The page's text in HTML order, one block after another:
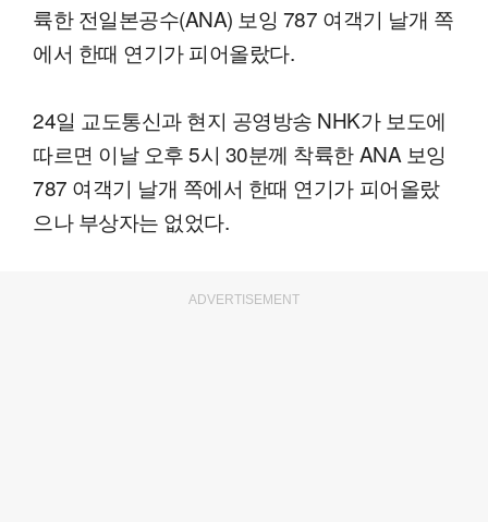
륙한 전일본공수(ANA) 보잉 787 여객기 날개 쪽
에서 한때 연기가 피어올랐다.
24일 교도통신과 현지 공영방송 NHK가 보도에
따르면 이날 오후 5시 30분께 착륙한 ANA 보잉
787 여객기 날개 쪽에서 한때 연기가 피어올랐
으나 부상자는 없었다.
ADVERTISEMENT